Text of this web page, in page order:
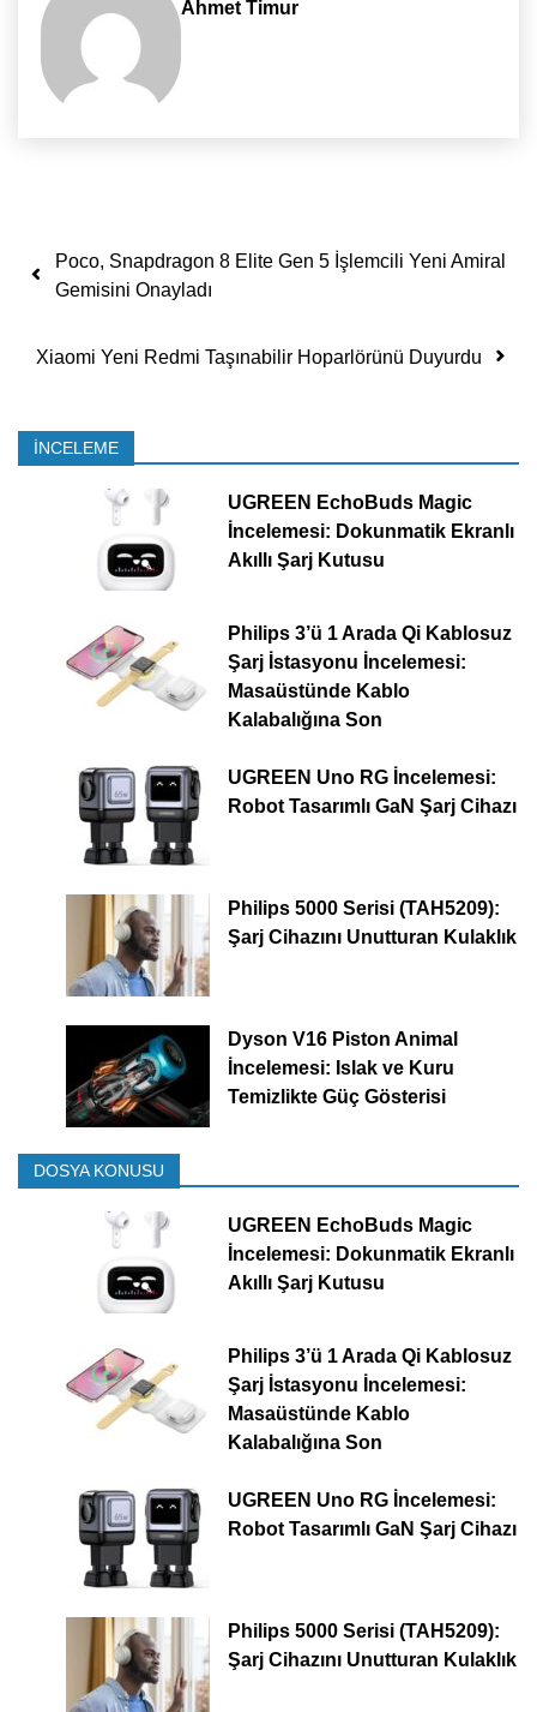
Ahmet Timur
Yazı dolaşımı
Poco, Snapdragon 8 Elite Gen 5 İşlemcili Yeni Amiral
Gemisini Onayladı
Xiaomi Yeni Redmi Taşınabilir Hoparlörünü Duyurdu
İNCELEME
UGREEN EchoBuds Magic
İncelemesi: Dokunmatik Ekranlı
Akıllı Şarj Kutusu
Philips 3’ü 1 Arada Qi Kablosuz
Şarj İstasyonu İncelemesi:
Masaüstünde Kablo
Kalabalığına Son
UGREEN Uno RG İncelemesi:
Robot Tasarımlı GaN Şarj Cihazı
Philips 5000 Serisi (TAH5209):
Şarj Cihazını Unutturan Kulaklık
Dyson V16 Piston Animal
İncelemesi: Islak ve Kuru
Temizlikte Güç Gösterisi
DOSYA KONUSU
UGREEN EchoBuds Magic
İncelemesi: Dokunmatik Ekranlı
Akıllı Şarj Kutusu
Philips 3’ü 1 Arada Qi Kablosuz
Şarj İstasyonu İncelemesi:
Masaüstünde Kablo
Kalabalığına Son
UGREEN Uno RG İncelemesi:
Robot Tasarımlı GaN Şarj Cihazı
Philips 5000 Serisi (TAH5209):
Şarj Cihazını Unutturan Kulaklık